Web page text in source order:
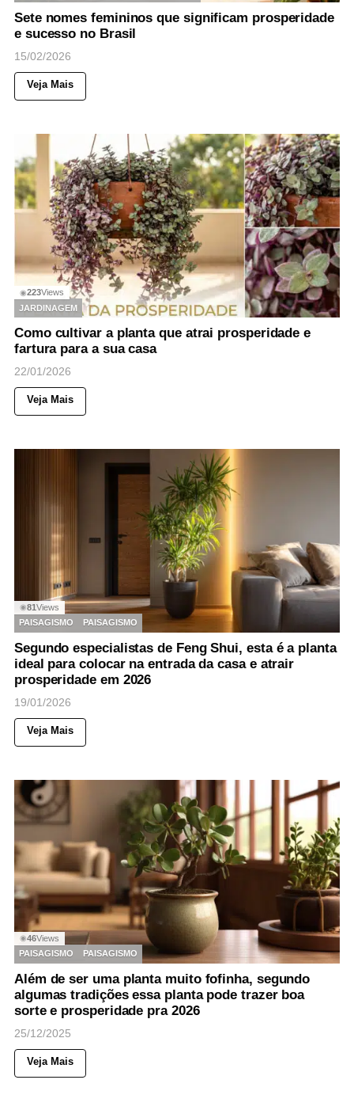
Sete nomes femininos que significam prosperidade
e sucesso no Brasil
15/02/2026
Veja Mais
◉223Views
JARDINAGEM
Como cultivar a planta que atrai prosperidade e
fartura para a sua casa
22/01/2026
Veja Mais
◉81Views
PAISAGISMO
PAISAGISMO
Segundo especialistas de Feng Shui, esta é a planta
ideal para colocar na entrada da casa e atrair
prosperidade em 2026
19/01/2026
Veja Mais
◉46Views
PAISAGISMO
PAISAGISMO
Além de ser uma planta muito fofinha, segundo
algumas tradições essa planta pode trazer boa
sorte e prosperidade pra 2026
25/12/2025
Veja Mais